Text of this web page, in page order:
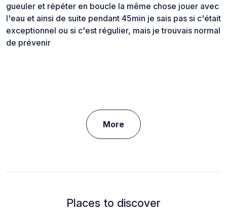
gueuler et répéter en boucle la même chose jouer avec
l'eau et ainsi de suite pendant 45min je sais pas si c'était
exceptionnel ou si c'est régulier, mais je trouvais normal
de prévenir
More
Places to discover